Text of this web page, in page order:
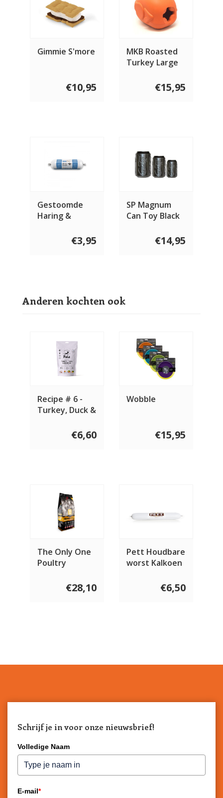
Gimmie S'more
€10,95
MKB Roasted
Turkey Large
€15,95
Gestoomde
Haring &
Compleet 600
€3,95
SP Magnum
Can Toy Black
€14,95
Anderen kochten ook
Recipe # 6 -
Turkey, Duck &
€6,60
Wobble
€15,95
The Only One
Poultry
€28,10
Pett Houdbare
worst Kalkoen
€6,50
Schrijf je in voor onze nieuwsbrief!
Volledige Naam
E-mail*